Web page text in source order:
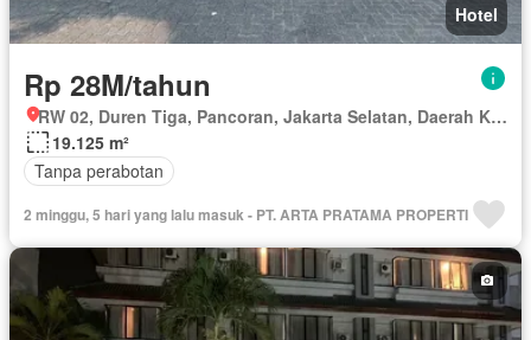
Hotel
Rp 28M/tahun
RW 02, Duren Tiga, Pancoran, Jakarta Selatan, Daerah Khusus Ibukota Jakarta
19.125 m²
Tanpa perabotan
2 minggu, 5 hari yang lalu masuk - PT. ARTA PRATAMA PROPERTI